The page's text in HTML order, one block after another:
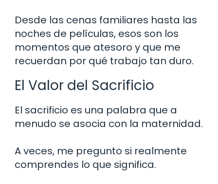
Desde las cenas familiares hasta las
noches de películas, esos son los
momentos que atesoro y que me
recuerdan por qué trabajo tan duro.
El Valor del Sacrificio
El sacrificio es una palabra que a
menudo se asocia con la maternidad.
A veces, me pregunto si realmente
comprendes lo que significa.